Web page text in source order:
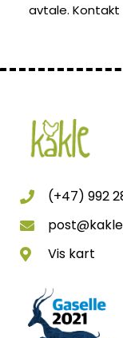
avtale.
(+47) 992
Vis kart